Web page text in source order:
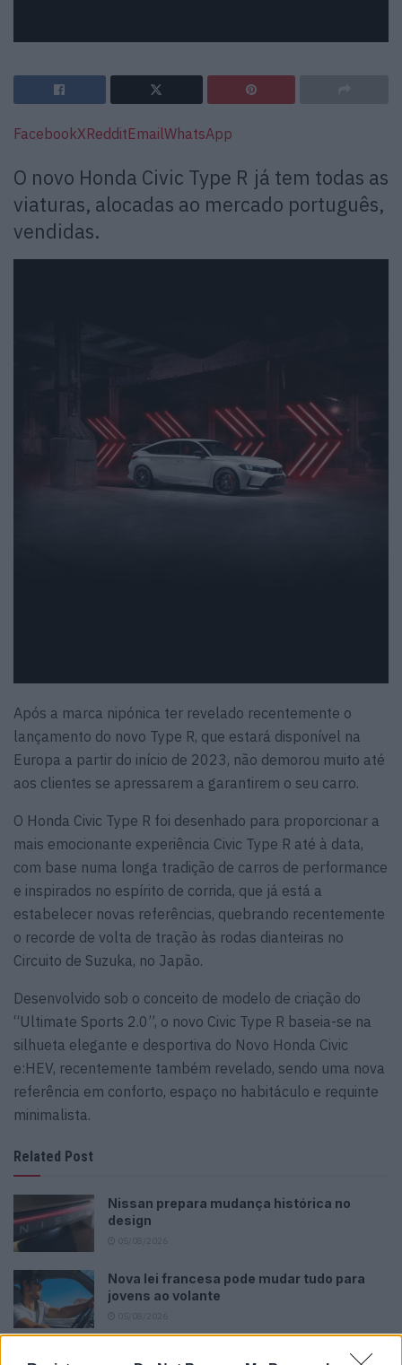
FacebookXRedditEmailWhatsApp
O novo Honda Civic Type R já tem todas as
viaturas, alocadas ao mercado português,
vendidas.
Após a marca nipónica ter revelado recentemente o
lançamento do novo Type R, que estará disponível na
Europa a partir do início de 2023, não demorou muito até
aos clientes se apressarem a garantirem o seu carro.
O Honda Civic Type R foi desenhado para proporcionar a
mais emocionante experiência Civic Type R até à data,
com base numa longa tradição de carros de performance
e inspirados no espírito de corrida, que já está a
estabelecer novas referências, quebrando recentemente
o recorde de volta de tração às rodas dianteiras no
Circuito de Suzuka, no Japão.
Desenvolvido sob o conceito de modelo de criação do
“Ultimate Sports 2.0”, o novo Civic Type R baseia-se na
silhueta elegante e desportiva do Novo Honda Civic
e:HEV, recentemente também revelado, sendo uma nova
referência em conforto, espaço no habitáculo e requinte
minimalista.
Related Post
Nissan prepara mudança histórica no
design
Nova lei francesa pode mudar tudo para
jovens ao volante
Dois países escapam à queda das vendas